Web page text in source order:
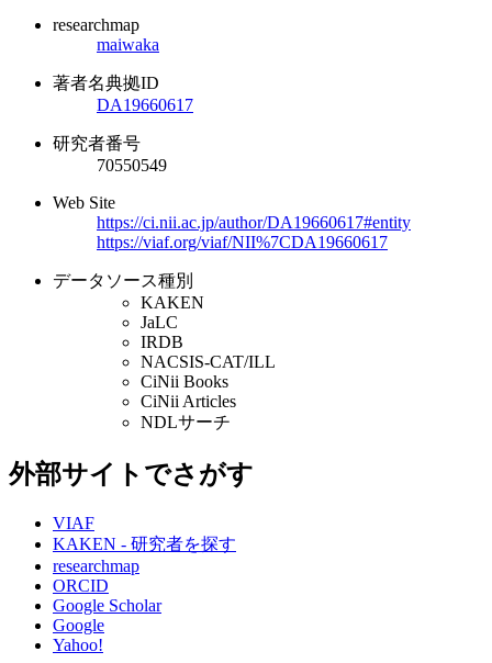
researchmap
maiwaka
著者名典拠ID
DA19660617
研究者番号
70550549
Web Site
https://ci.nii.ac.jp/author/DA19660617#entity
https://viaf.org/viaf/NII%7CDA19660617
データソース種別
KAKEN
JaLC
IRDB
NACSIS-CAT/ILL
CiNii Books
CiNii Articles
NDLサーチ
外部サイトでさがす
VIAF
KAKEN - 研究者を探す
researchmap
ORCID
Google Scholar
Google
Yahoo!